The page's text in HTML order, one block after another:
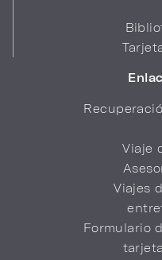
Viaje
Viajes
Formulario